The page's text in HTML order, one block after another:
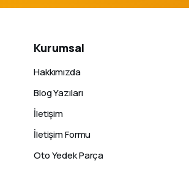
Kurumsal
Hakkımızda
Blog Yazıları
İletişim
İletişim Formu
Oto Yedek Parça